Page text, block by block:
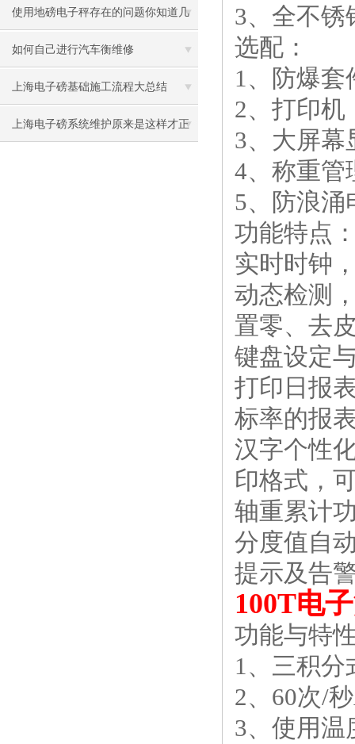
使用地磅电子秤存在的问题你知道几
个
如何自己进行汽车衡维修
上海电子磅基础施工流程大总结
上海电子磅系统维护原来是这样才正
3、全不锈
选配：
1、防爆
2、打印机
3、大屏幕
4、称重管
5、防浪涌
功能特点
实时时钟
动态检测
置零、去
键盘设定
打印日报
标率的报
汉字个性
印格式，
轴重累计
分度值自
提示及告
100T电
功能与特
1、三积分
2、60次/
3、使用